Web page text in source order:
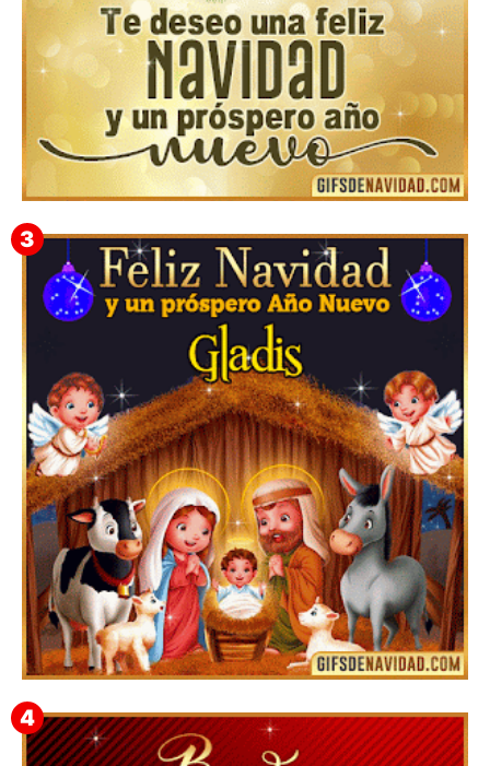
Te deseo una Feliz Navidad Barsimea